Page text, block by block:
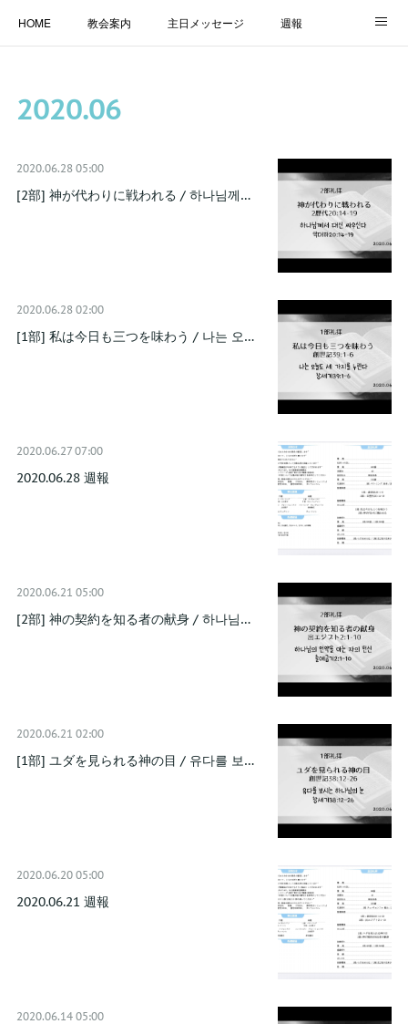
HOME 教会案内 主日メッセージ 週報
LINK
2020.06
2020.06.28 05:00
[2部] 神が代わりに戦われる / 하나님께…
2020.06.28 02:00
[1部] 私は今日も三つを味わう / 나는 오…
2020.06.27 07:00
2020.06.28 週報
2020.06.21 05:00
[2部] 神の契約を知る者の献身 / 하나님…
2020.06.21 02:00
[1部] ユダを見られる神の目 / 유다를 보…
2020.06.20 05:00
2020.06.21 週報
2020.06.14 05:00